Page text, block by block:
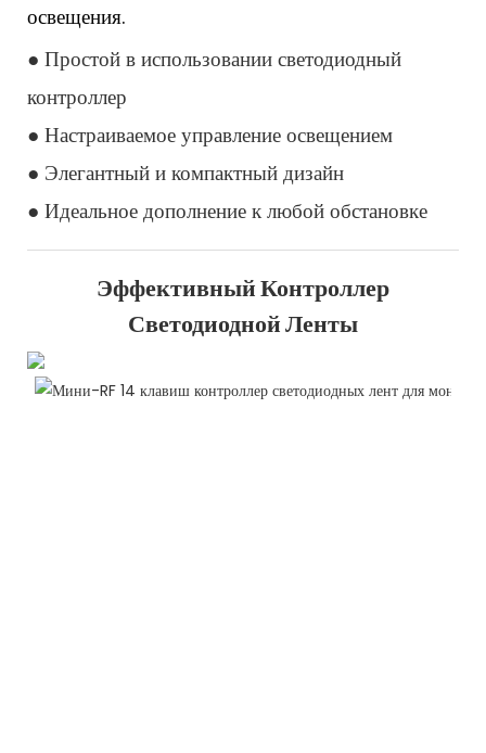
освещения.
● Простой в использовании светодиодный
контроллер
● Настраиваемое управление освещением
● Элегантный и компактный дизайн
● Идеальное дополнение к любой обстановке
Эффективный Контроллер
Светодиодной Ленты